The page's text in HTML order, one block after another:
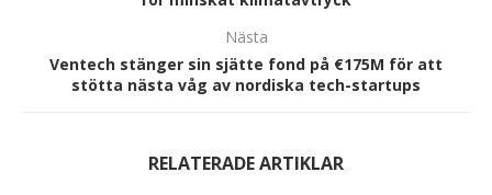
Nästa
Ventech stänger sin sjätte fond på €175M för att
stötta nästa våg av nordiska tech-startups
RELATERADE ARTIKLAR